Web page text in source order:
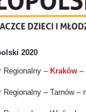
2020
Regionalny – Kraków
Regionalny – Tarnów –